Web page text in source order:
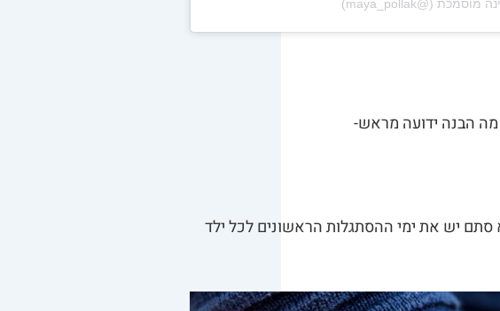
מה הבנה ידועה מראש-
יש את ימי ההסתגלות הראשונים לכל ילד